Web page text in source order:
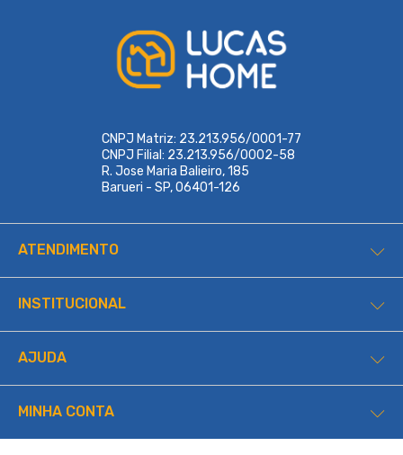
CNPJ Matriz: 23.213.956/0001-77
CNPJ Filial: 23.213.956/0002-58
R. Jose Maria Balieiro, 185
Barueri - SP, 06401-126
ATENDIMENTO
INSTITUCIONAL
AJUDA
MINHA CONTA